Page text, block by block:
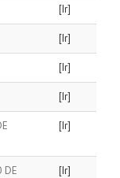
[Ir]
[Ir]
[Ir]
[Ir]
[Ir]
DE
[Ir]